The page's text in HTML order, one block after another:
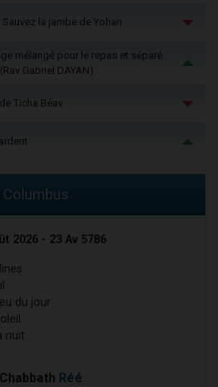
Sauvez la jambe de Yohan
mélangé pour le repas et séparé
Gabriel DAYAN)
Ticha Béav
2026 - 23 Av 5786
du jour
nuit
Chabbath Réé